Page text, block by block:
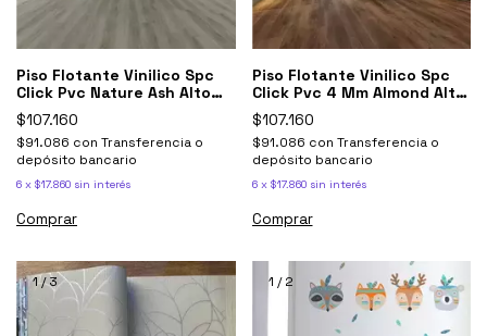
Piso Flotante Vinilico Spc
Click Pvc Nature Ash Alto
Transito
$107.160
$91.086 con Transferencia o
depósito bancario
6 x $17.860 sin interés
Piso Flotante Vinilico Spc
Click Pvc 4 Mm Almond Alto
Transito
$107.160
$91.086 con Transferencia o
depósito bancario
6 x $17.860 sin interés
1/3 1 /2